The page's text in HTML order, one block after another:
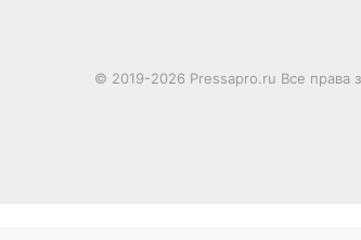
© 2019-2026 Pressapro.ru Все права